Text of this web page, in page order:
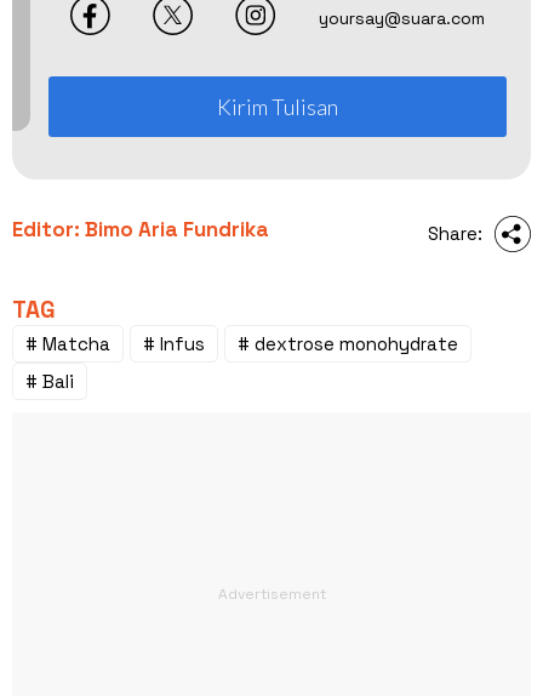
yoursay@suara.com
Kirim Tulisan
Editor: Bimo Aria Fundrika Share:
TAG
# Matcha # Infus
# dextrose monohydrate
# Bali